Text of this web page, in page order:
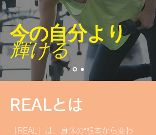
今の自分より
​輝ける
REALとは
「REAL」は、身体の“根本から変わ